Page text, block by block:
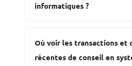
informatiques ?
Où voir les transactions et
récentes de conseil en